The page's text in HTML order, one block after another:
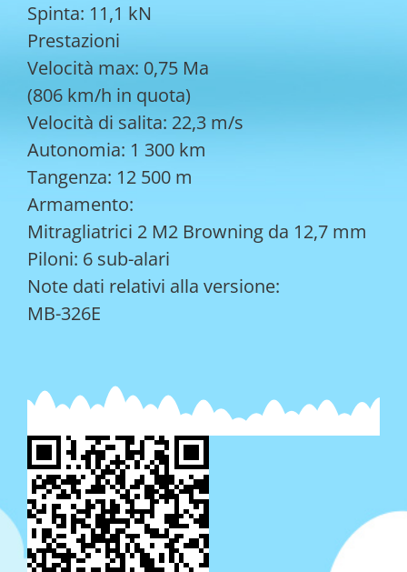
Spinta: 11,1 kN
Prestazioni
Velocità max: 0,75 Ma
(806 km/h in quota)
Velocità di salita: 22,3 m/s
Autonomia: 1 300 km
Tangenza: 12 500 m
Armamento:
Mitragliatrici 2 M2 Browning da 12,7 mm
Piloni: 6 sub-alari
Note dati relativi alla versione:
MB-326E